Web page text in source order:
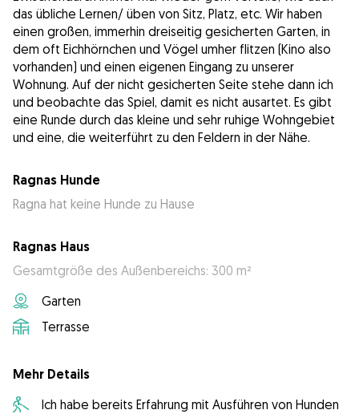
das übliche Lernen/ üben von Sitz, Platz, etc. Wir haben
einen großen, immerhin dreiseitig gesicherten Garten, in
dem oft Eichhörnchen und Vögel umher flitzen (Kino also
vorhanden) und einen eigenen Eingang zu unserer
Wohnung. Auf der nicht gesicherten Seite stehe dann ich
und beobachte das Spiel, damit es nicht ausartet. Es gibt
eine Runde durch das kleine und sehr ruhige Wohngebiet
und eine, die weiterführt zu den Feldern in der Nähe.
Ragnas Hunde
Ragna hat keine Hunde zu Hause
Ragnas Haus
Gesamtgröße des Außenbereichs: 300 m²
Garten
Terrasse
Mehr Details
Ich habe bereits Erfahrung mit Ausführen von Hunden